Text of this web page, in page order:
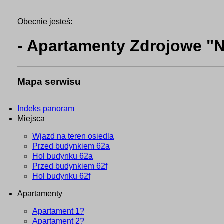
Obecnie jesteś:
- Apartamenty Zdrojowe
Mapa serwisu
Indeks panoram
Miejsca
Wjazd na teren osiedla
Przed budynkiem 62a
Hol budynku 62a
Przed budynkiem 62f
Hol budynku 62f
Apartamenty
Apartament 1?
Apartament 2?